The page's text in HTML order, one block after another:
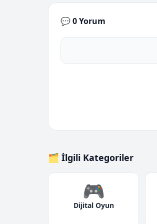
💬 0 Yorum
🗂️ İlgili Kategoriler
🎮
Dijital Oyun